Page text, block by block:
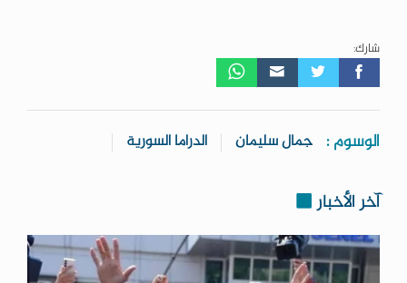
شارك:
الوسوم : جمال سليمان الدراما السورية
آخر الأخبار